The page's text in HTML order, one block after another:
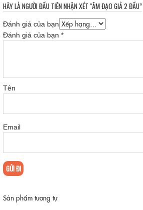
HÃY LÀ NGƯỜI ĐẦU TIÊN NHẬN XÉT “ÂM ĐẠO GIẢ 2 ĐẦU”
Đánh giá của bạn
Đánh giá của bạn *
Tên
Email
Sản phẩm tương tự